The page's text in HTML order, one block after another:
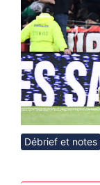
Débrief et notes